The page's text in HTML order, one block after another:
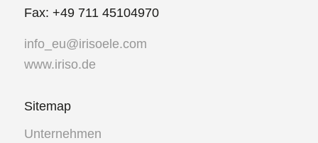
Fax: +49 711 45104970
info_eu@irisoele.com
www.iriso.de
Sitemap
Unternehmen